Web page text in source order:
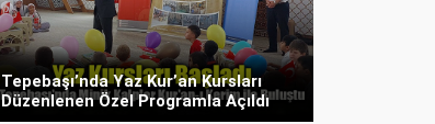
Tepebaşı’nda Yaz Kur’an Kursları
Düzenlenen Özel Programla Açıldı